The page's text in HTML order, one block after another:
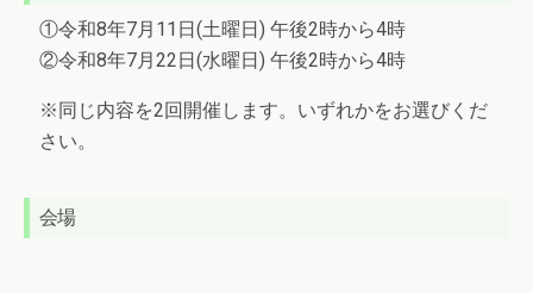
①令和8年7月11日(土曜日) 午後2時から4時
②令和8年7月22日(水曜日) 午後2時から4時
※同じ内容を2回開催します。いずれかをお選びくだ
さい。
会場